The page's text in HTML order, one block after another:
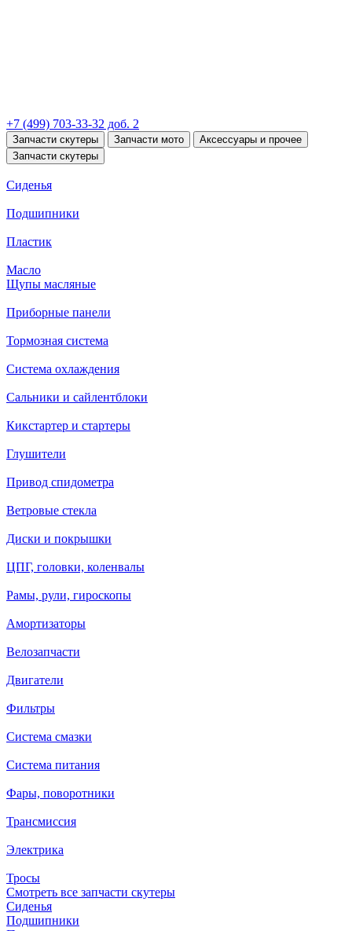
+7 (499) 703-33-32 доб. 2
Запчасти скутеры Запчасти мото
Аксессуары и прочее
Запчасти скутеры
Сиденья
Подшипники
Пластик
Масло
Щупы масляные
Приборные панели
Тормозная система
Система охлаждения
Сальники и сайлентблоки
Кикстартер и стартеры
Глушители
Привод спидометра
Ветровые стекла
Диски и покрышки
ЦПГ, головки, коленвалы
Рамы, рули, гироскопы
Амортизаторы
Велозапчасти
Двигатели
Фильтры
Система смазки
Система питания
Фары, поворотники
Трансмиссия
Электрика
Тросы
Смотреть все запчасти скутеры
Сиденья
Подшипники